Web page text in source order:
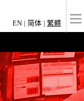
EN 简体 繁體